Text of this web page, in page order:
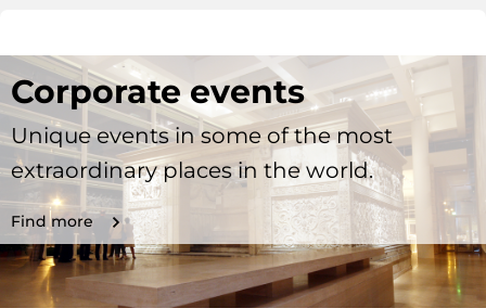
Corporate events
Unique events in some of the most
extraordinary places in the world.
Find more